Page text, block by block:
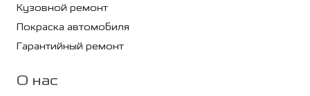
Кузовной ремонт
Покраска автомобиля
Гарантийный ремонт
О нас